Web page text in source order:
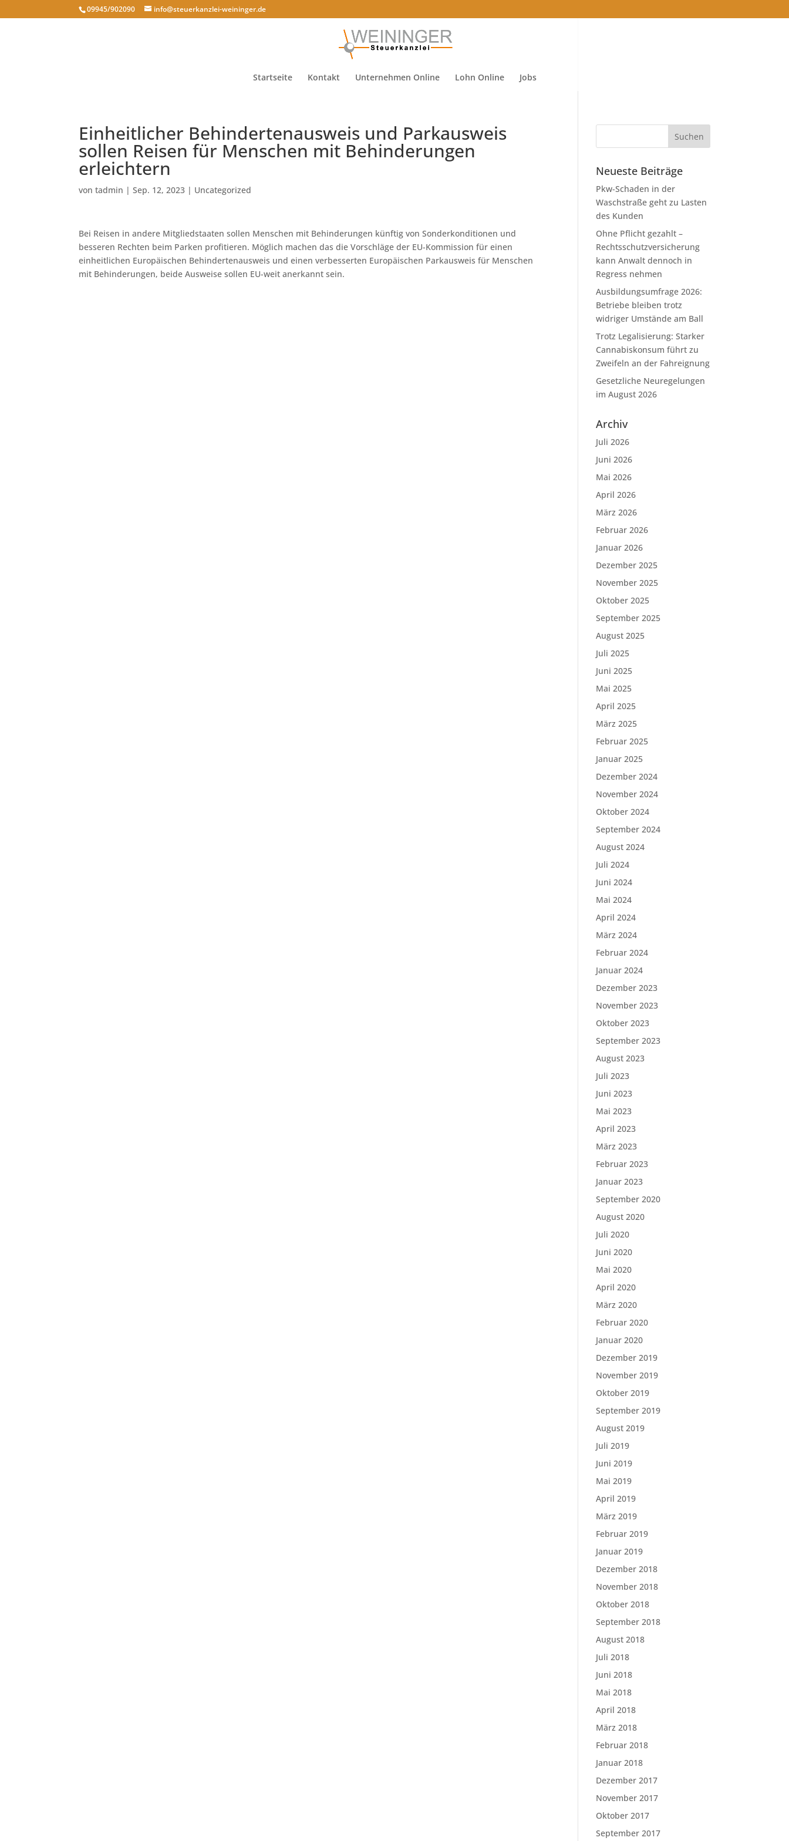
09945/902090 info@steuerkanzlei-weininger.de
Startseite Kontakt Unternehmen Online Lohn Online Jobs
Einheitlicher Behindertenausweis und Parkausweis
sollen Reisen für Menschen mit Behinderungen
erleichtern
vontadmin |Sep. 12, 2023 | Uncategorized
Bei Reisen in andere Mitgliedstaaten sollen Menschen mit Behinderungen künftig von Sonderkonditionen und
besseren Rechten beim Parken profitieren. Möglich machen das die Vorschläge der EU-Kommission für einen
einheitlichen Europäischen Behindertenausweis und einen verbesserten Europäischen Parkausweis für Menschen
mit Behinderungen, beide Ausweise sollen EU-weit anerkannt sein.
Neueste Beiträge
Pkw-Schaden in der
Waschstraße geht zu Lasten
des Kunden
Ohne Pflicht gezahlt –
Rechtsschutzversicherung
kann Anwalt dennoch in
Regress nehmen
Ausbildungsumfrage 2026:
Betriebe bleiben trotz
widriger Umstände am Ball
Trotz Legalisierung: Starker
Cannabiskonsum führt zu
Zweifeln an der Fahreignung
Gesetzliche Neuregelungen
im August 2026
Archiv
Juli 2026
Juni 2026
Mai 2026
April 2026
März 2026
Februar 2026
Januar 2026
Dezember 2025
November 2025
Oktober 2025
September 2025
August 2025
Juli 2025
Juni 2025
Mai 2025
April 2025
März 2025
Februar 2025
Januar 2025
Dezember 2024
November 2024
Oktober 2024
September 2024
August 2024
Juli 2024
Juni 2024
Mai 2024
April 2024
März 2024
Februar 2024
Januar 2024
Dezember 2023
November 2023
Oktober 2023
September 2023
August 2023
Juli 2023
Juni 2023
Mai 2023
April 2023
März 2023
Februar 2023
Januar 2023
September 2020
August 2020
Juli 2020
Juni 2020
Mai 2020
April 2020
März 2020
Februar 2020
Januar 2020
Dezember 2019
November 2019
Oktober 2019
September 2019
August 2019
Juli 2019
Juni 2019
Mai 2019
April 2019
März 2019
Februar 2019
Januar 2019
Dezember 2018
November 2018
Oktober 2018
September 2018
August 2018
Juli 2018
Juni 2018
Mai 2018
April 2018
März 2018
Februar 2018
Januar 2018
Dezember 2017
November 2017
Oktober 2017
September 2017